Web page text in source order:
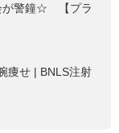
が警鐘☆ 【プラ
痩せ | BNLS注射